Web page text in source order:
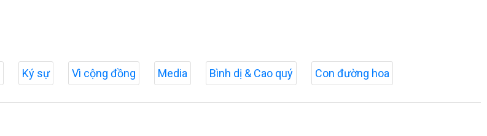
Ký sự Vì cộng đồng Media Bình dị & Cao quý Con đường hoa